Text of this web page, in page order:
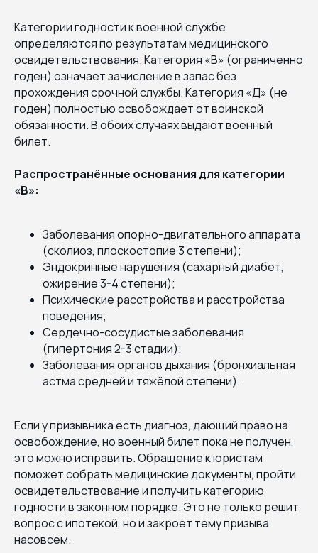
Категории годности к военной службе
определяются по результатам медицинского
освидетельствования. Категория «В» (ограниченно
годен) означает зачисление в запас без
прохождения срочной службы. Категория «Д» (не
годен) полностью освобождает от воинской
обязанности. В обоих случаях выдают военный
билет.
Распространённые основания для категории
«В»:
Заболевания опорно-двигательного аппарата
(сколиоз, плоскостопие 3 степени);
Эндокринные нарушения (сахарный диабет,
ожирение 3-4 степени);
Психические расстройства и расстройства
поведения;
Сердечно-сосудистые заболевания
(гипертония 2-3 стадии);
Заболевания органов дыхания (бронхиальная
астма средней и тяжёлой степени).
Если у призывника есть диагноз, дающий право на
освобождение, но военный билет пока не получен,
это можно исправить. Обращение к юристам
поможет собрать медицинские документы, пройти
освидетельствование и получить категорию
годности в законном порядке. Это не только решит
вопрос с ипотекой, но и закроет тему призыва
насовсем.